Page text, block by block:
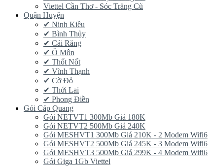
Viettel Cần Thơ - Sóc Trăng Cũ
Quận Huyện
✔ Ninh Kiều
✔ Bình Thủy
✔ Cái Răng
✔ Ô Môn
✔ Thốt Nốt
✔ Vĩnh Thạnh
✔ Cờ Đỏ
✔ Thới Lai
✔ Phong Điền
Gói Cáp Quang
Gói NETVT1 300Mb Giá 180K
Gói NETVT2 500Mb Giá 240K
Gói MESHVT1 300Mb Giá 210K - 2 Modem Wifi6
Gói MESHVT2 500Mb Giá 245K - 3 Modem Wifi6
Gói MESHVT3 500Mb Giá 299K - 4 Modem Wifi6
Gói Giga 1Gb Viettel